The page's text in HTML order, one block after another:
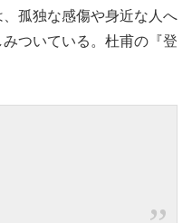
孤独な感傷や身近な人へ
ついている。杜甫の『登